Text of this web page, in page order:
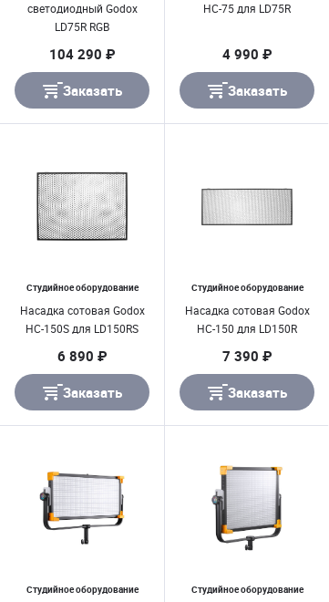
светодиодный Godox
LD75R RGB
104 290 ₽
Заказать
HC-75 для LD75R
4 990 ₽
Заказать
Студийное оборудование
Насадка сотовая Godox
HC-150S для LD150RS
6 890 ₽
Заказать
Студийное оборудование
Насадка сотовая Godox
HC-150 для LD150R
7 390 ₽
Заказать
Студийное оборудование Студийное оборудование